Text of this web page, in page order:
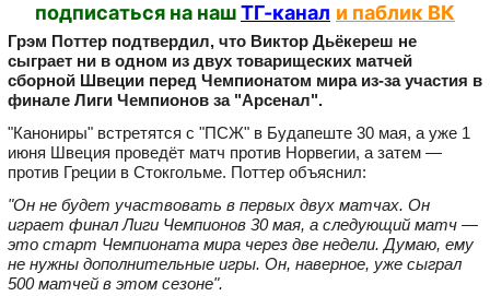
подписаться на нашТГ-канал и паблик ВК
Грэм Поттер подтвердил, что Виктор Дьёкереш не
сыграет ни в одном из двух товарищеских матчей
сборной Швеции перед Чемпионатом мира из‑за участия в
финале Лиги Чемпионов за "Арсенал".
"Канониры" встретятся с "ПСЖ" в Будапеште 30 мая, а уже 1
июня Швеция проведёт матч против Норвегии, а затем —
против Греции в Стокгольме. Поттер объяснил:
"Он не будет участвовать в первых двух матчах. Он
играет финал Лиги Чемпионов 30 мая, а следующий матч —
это старт Чемпионата мира через две недели. Думаю, ему
не нужны дополнительные игры. Он, наверное, уже сыграл
500 матчей в этом сезоне".